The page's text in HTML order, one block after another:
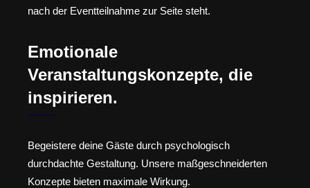
nach der Eventteilnahme zur Seite steht.
Emotionale
Veranstaltungskonzepte, die
inspirieren.
Begeistere deine Gäste durch psychologisch
durchdachte Gestaltung. Unsere maßgeschneiderten
Konzepte bieten maximale Wirkung.